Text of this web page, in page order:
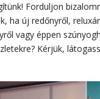
Forduljon
ha új redőnyről,
vagy éppen
Kérjük,